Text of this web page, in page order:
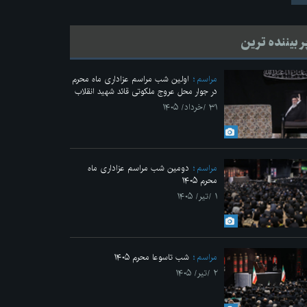
بیننده ترین
مراسم
اولین شب مراسم عزاداری ماه محرم
در جوار محل عروج ملکوتی قائد شهید انقلاب
۳۱ /خرداد/ ۱۴۰۵
مراسم
دومین شب مراسم عزاداری ماه
محرم ۱۴۰۵
۱ /تیر/ ۱۴۰۵
مراسم
شب تاسوعا محرم ۱۴۰۵
۲ /تیر/ ۱۴۰۵